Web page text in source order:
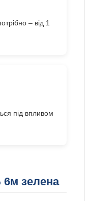
– від 1
під впливом
6м зелена